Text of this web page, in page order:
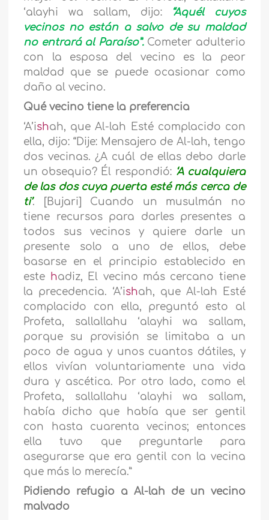
‘alayhi wa sallam, dijo:
“Aquél cuyos
vecinos no están a salvo de su maldad
no entrará al Paraíso”.Cometer adulterio
con la esposa del vecino es la peor
maldad que se puede ocasionar como
daño al vecino.
Qué vecino tiene la preferencia
‘A’ishah, que Al-lah Esté complacido con
ella, dijo: “Dije: Mensajero de Al-lah, tengo
dos vecinas. ¿A cuál de ellas debo darle
un obsequio? Él respondió: ‘A cualquiera
de las dos cuya puerta esté más cerca de
ti’. [Bujari] Cuando un musulmán no
tiene recursos para darles presentes a
todos sus vecinos y quiere darle un
presente solo a uno de ellos, debe
basarse en el principio establecido en
este hadiz, El vecino más cercano tiene
la precedencia. ‘A’ishah, que Al-lah Esté
complacido con ella, preguntó esto al
Profeta, sallallahu ‘alayhi wa sallam,
porque su provisión se limitaba a un
poco de agua y unos cuantos dátiles, y
ellos vivían voluntariamente una vida
dura y ascética. Por otro lado, como el
Profeta, sallallahu ‘alayhi wa sallam,
había dicho que había que ser gentil
con hasta cuarenta vecinos; entonces
ella tuvo que preguntarle para
asegurarse que era gentil con la vecina
que más lo merecía.”
Pidiendo refugio a Al-lah de un vecino
malvado